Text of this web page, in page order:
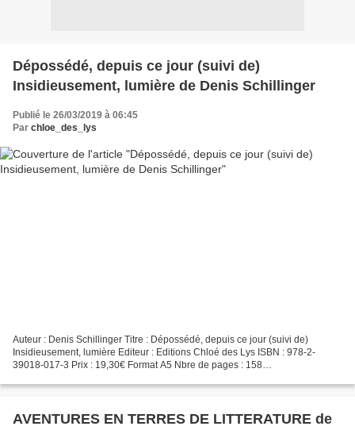
Dépossédé, depuis ce jour (suivi de)
Insidieusement, lumière de Denis Schillinger
Publié le 26/03/2019 à 06:45
Par chloe_des_lys
Auteur : Denis Schillinger Titre : Dépossédé, depuis ce jour (suivi de)
Insidieusement, lumière Editeur : Editions Chloé des Lys ISBN : 978-2-
39018-017-3 Prix : 19,30€ Format A5 Nbre de pages : 158
AVENTURES EN TERRES DE LITTERATURE de